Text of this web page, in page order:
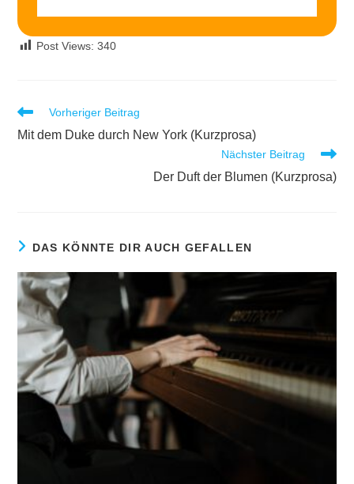
Post Views: 340
Vorheriger Beitrag
Mit dem Duke durch New York (Kurzprosa)
Nächster Beitrag
Der Duft der Blumen (Kurzprosa)
DAS KÖNNTE DIR AUCH GEFALLEN